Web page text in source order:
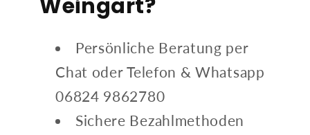
Weingart?
Persönliche Beratung per
Chat oder Telefon & Whatsapp
06824 9862780
Sichere Bezahlmethoden